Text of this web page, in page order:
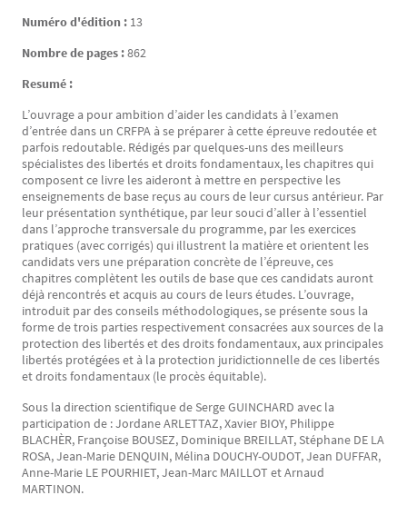
Numéro d'édition : 13
Nombre de pages :862
Resumé :
L’ouvrage a pour ambition d’aider les candidats à l’examen
d’entrée dans un CRFPA à se préparer à cette épreuve redoutée et
parfois redoutable. Rédigés par quelques-uns des meilleurs
spécialistes des libertés et droits fondamentaux, les chapitres qui
composent ce livre les aideront à mettre en perspective les
enseignements de base reçus au cours de leur cursus antérieur. Par
leur présentation synthétique, par leur souci d’aller à l’essentiel
dans l’approche transversale du programme, par les exercices
pratiques (avec corrigés) qui illustrent la matière et orientent les
candidats vers une préparation concrète de l’épreuve, ces
chapitres complètent les outils de base que ces candidats auront
déjà rencontrés et acquis au cours de leurs études. L’ouvrage,
introduit par des conseils méthodologiques, se présente sous la
forme de trois parties respectivement consacrées aux sources de la
protection des libertés et des droits fondamentaux, aux principales
libertés protégées et à la protection juridictionnelle de ces libertés
et droits fondamentaux (le procès équitable).
Sous la direction scientifique de Serge GUINCHARD avec la
participation de : Jordane ARLETTAZ, Xavier BIOY, Philippe
BLACHÈR, Françoise BOUSEZ, Dominique BREILLAT, Stéphane DE LA
ROSA, Jean-Marie DENQUIN, Mélina DOUCHY-OUDOT, Jean DUFFAR,
Anne-Marie LE POURHIET, Jean-Marc MAILLOT et Arnaud
MARTINON.